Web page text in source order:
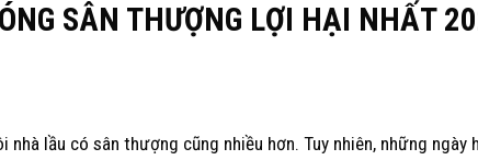
SÂN THƯỢNG LỢI HẠI NHẤT
lầu có sân thượng cũng nhiều hơn. Tuy nhiên, những ngày